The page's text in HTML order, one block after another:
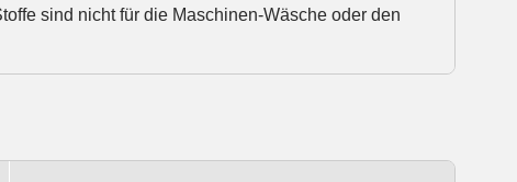
sind nicht für die Maschinen-Wäsche oder den